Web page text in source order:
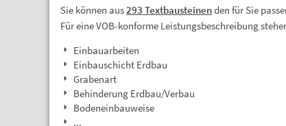
Sie können aus293 Textbausteinenden für Sie
Für eine VOB-konforme Leistungsbeschreibung
Einbauarbeiten
Einbauschicht Erdbau
Grabenart
Behinderung Erdbau/Verbau
Bodeneinbauweise
...